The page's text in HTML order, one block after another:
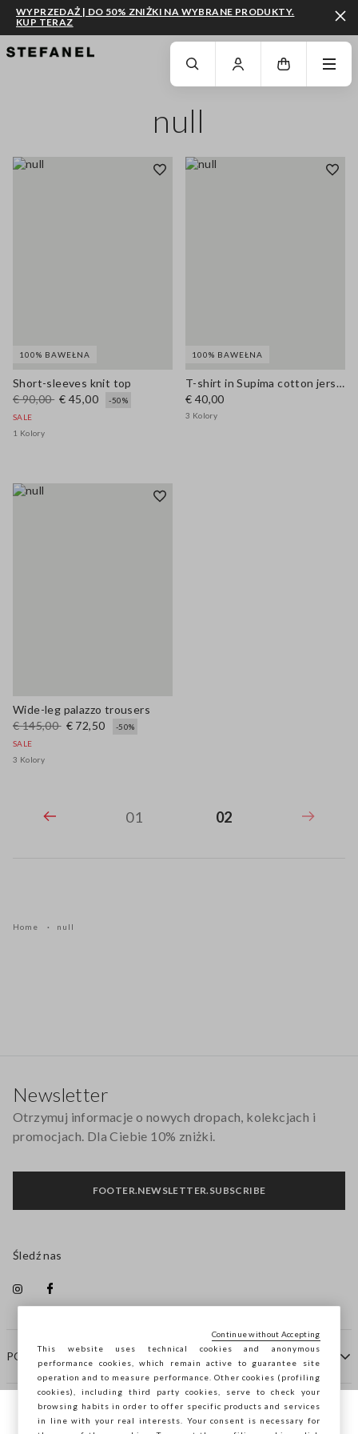
PRZEJDŹ DO GŁÓWNEJ TREŚCI PRZEWIŃ NA DÓŁ STRONY
WYPRZEDAŻ | DO 50% ZNIŻKI NA WYBRANE PRODUKTY.
KUP TERAZ
null
100% BAWEŁNA
Short-sleeves knit top
€ 90,00 € 45,00
-50%
SALE
1 Kolory
100% BAWEŁNA
T-shirt in Supima cotton jersey
€ 40,00
3 Kolory
Wide-leg palazzo trousers
€ 145,00 € 72,50
-50%
SALE
3 Kolory
01 02
Home null
POMOC
FIRMA
Newsletter
Otrzymuj informacje o nowych dropach, kolekcjach i
promocjach. Dla Ciebie 10% zniżki.
FOOTER.NEWSLETTER.SUBSCRIBE
Śledź nas
Przeglądasz STEFANEL Italia, chcesz
This website uses technical cookies and anonymous
performance cookies, which remain active to guarantee site
operation and to measure performance. Other cookies (profiling
cookies), including third party cookies, serve to check your
browsing habits in order to offer specific products and services
in line with your real interests. Your consent is necessary for
Continue without Accepting